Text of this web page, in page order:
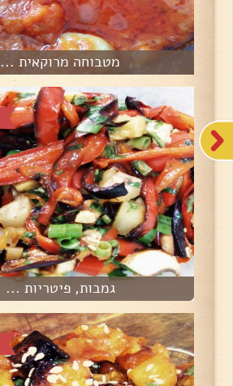
מטבוחה מרוקאית ...
גמבות, פיטריות ...